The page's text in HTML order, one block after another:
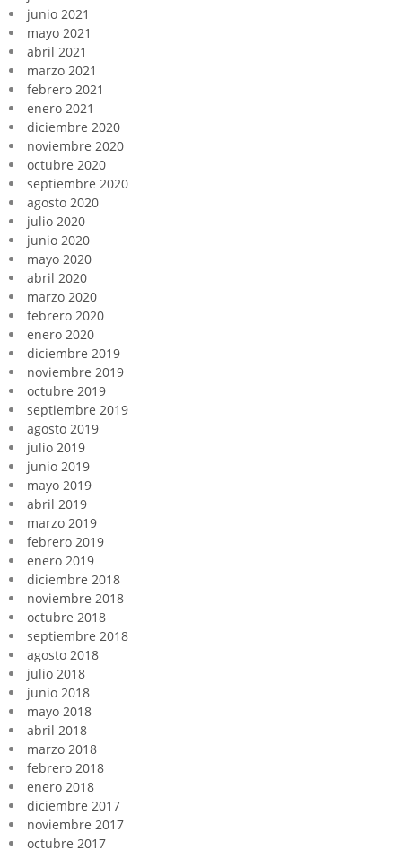
junio 2021
mayo 2021
abril 2021
marzo 2021
febrero 2021
enero 2021
diciembre 2020
noviembre 2020
octubre 2020
septiembre 2020
agosto 2020
julio 2020
junio 2020
mayo 2020
abril 2020
marzo 2020
febrero 2020
enero 2020
diciembre 2019
noviembre 2019
octubre 2019
septiembre 2019
agosto 2019
julio 2019
junio 2019
mayo 2019
abril 2019
marzo 2019
febrero 2019
enero 2019
diciembre 2018
noviembre 2018
octubre 2018
septiembre 2018
agosto 2018
julio 2018
junio 2018
mayo 2018
abril 2018
marzo 2018
febrero 2018
enero 2018
diciembre 2017
noviembre 2017
octubre 2017